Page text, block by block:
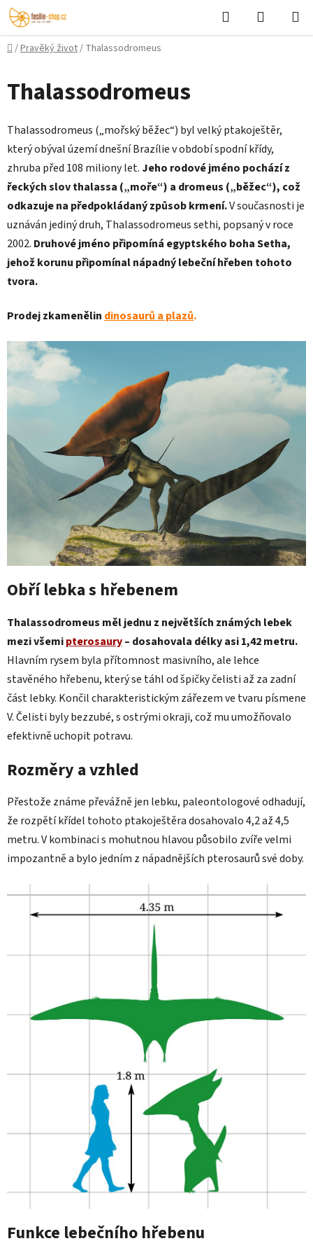
Přejít
na
obsah
Hledat
KOŠÍK
Domů
/Pravěký život/ Thalassodromeus
Thalassodromeus
Thalassodromeus („mořský běžec“) byl velký ptakoještěr,
který obýval území dnešní Brazílie v období spodní křídy,
zhruba před 108 miliony let. Jeho rodové jméno pochází z
řeckých slov thalassa („moře“) a dromeus („běžec“), což
odkazuje na předpokládaný způsob krmení.V současnosti je
uznáván jediný druh, Thalassodromeus sethi, popsaný v roce
2002. Druhové jméno připomíná egyptského boha Setha,
jehož korunu připomínal nápadný lebeční hřeben tohoto
tvora.
Prodej zkamenělin dinosaurů a plazů.
Obří lebka s hřebenem
Thalassodromeus měl jednu z největších známých lebek
mezi všemipterosaury– dosahovala délky asi 1,42 metru.
Hlavním rysem byla přítomnost masivního, ale lehce
stavěného hřebenu, který se táhl od špičky čelisti až za zadní
část lebky. Končil charakteristickým zářezem ve tvaru písmene
V. Čelisti byly bezzubé, s ostrými okraji, což mu umožňovalo
efektivně uchopit potravu.
Rozměry a vzhled
Přestože známe převážně jen lebku, paleontologové odhadují,
že rozpětí křídel tohoto ptakoještěra dosahovalo 4,2 až 4,5
metru. V kombinaci s mohutnou hlavou působilo zvíře velmi
impozantně a bylo jedním z nápadnějších pterosaurů své doby.
Funkce lebečního hřebenu